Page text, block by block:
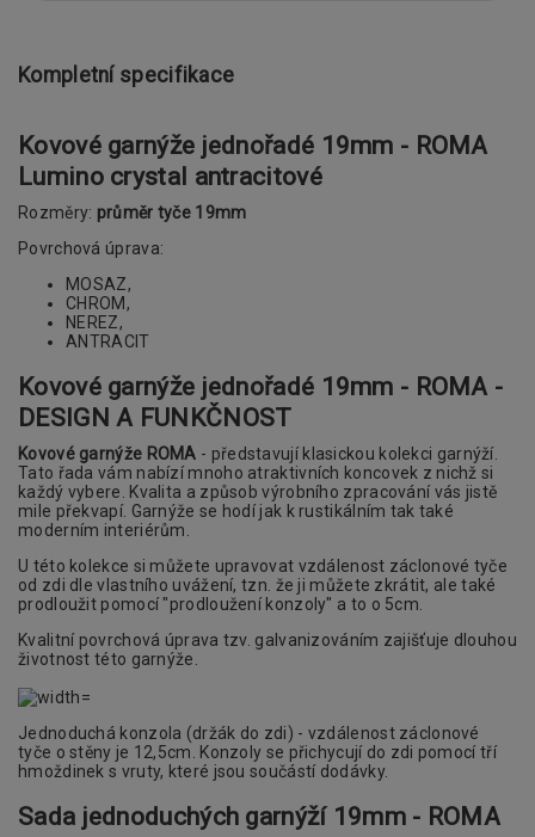
Kompletní specifikace
Kovové garnýže jednořadé 19mm - ROMA
Lumino crystal antracitové
Rozměry: průměr tyče 19mm
Povrchová úprava:
MOSAZ,
CHROM,
NEREZ,
ANTRACIT
Kovové garnýže jednořadé 19mm - ROMA -
DESIGN A FUNKČNOST
Kovové garnýže ROMA - představují klasickou kolekci garnýží.
Tato řada vám nabízí mnoho atraktivních koncovek z nichž si
každý vybere. Kvalita a způsob výrobního zpracování vás jistě
mile překvapí. Garnýže se hodí jak k rustikálním tak také
moderním interiérům.
U této kolekce si můžete upravovat vzdálenost záclonové tyče
od zdi dle vlastního uvážení, tzn. že ji můžete zkrátit, ale také
prodloužit pomocí "prodloužení konzoly" a to o 5cm.
Kvalitní povrchová úprava tzv. galvanizováním zajišťuje dlouhou
životnost této garnýže.
Jednoduchá konzola (držák do zdi) - vzdálenost záclonové
tyče o stěny je 12,5cm. Konzoly se přichycují do zdi pomocí tří
hmoždinek s vruty, které jsou součástí dodávky.
Sada jednoduchých garnýží 19mm - ROMA